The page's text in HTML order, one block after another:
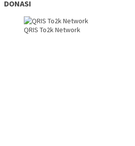
DONASI
QRIS To2k Network